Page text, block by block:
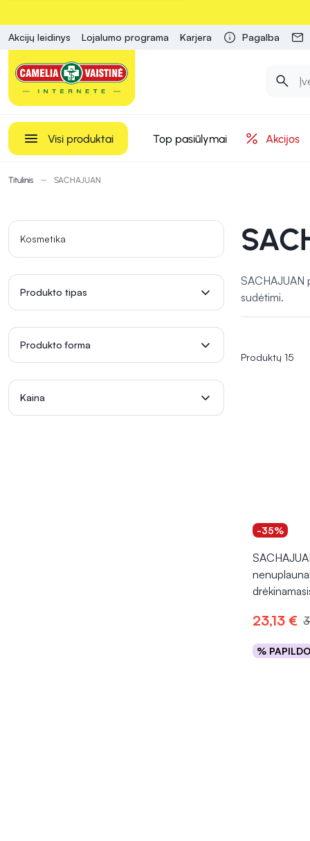
Akcijų leidinys Lojalumo programa Karjera Pagalba
Visi produktai Top pasiūlymai Akcijos
Titulinis SACHAJUAN
Kosmetika
Produkto tipas
Produkto forma
Kaina
SACHAJUAN
sudėtimi.
Produktų 15
-35%
23,13 €
%
Į